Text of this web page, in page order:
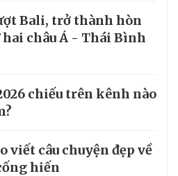
Bali, trở thành hòn
hai châu Á - Thái Bình
chiếu trên kênh nào
viết câu chuyện đẹp về
hiến